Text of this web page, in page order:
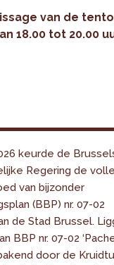
van de
18.00 tot 20.00
keurde de
Regering de
van bijzonder
(BBP) nr. 07-02
de Stad Brussel.
BBP nr. 07-02
door de